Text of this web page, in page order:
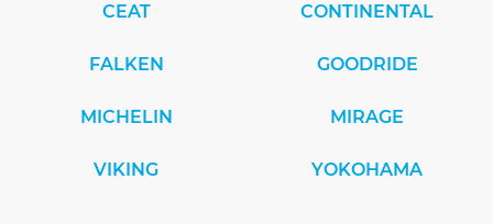
CEAT CONTINENTAL
FALKEN GOODRIDE
MICHELIN MIRAGE
VIKING YOKOHAMA